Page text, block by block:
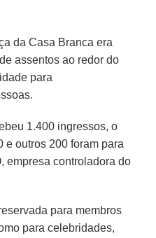
da Casa Branca era
assentos ao redor do
para
1.400 ingressos, o
e outros 200 foram para
empresa controladora do
para membros
para celebridades,